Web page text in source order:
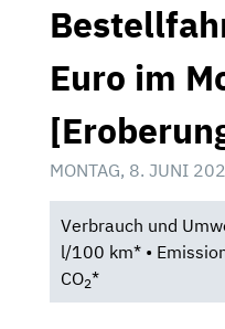
Euro im
MONTAG, 8. JUNI
Verbrauch und
l/100 km* •
CO2*